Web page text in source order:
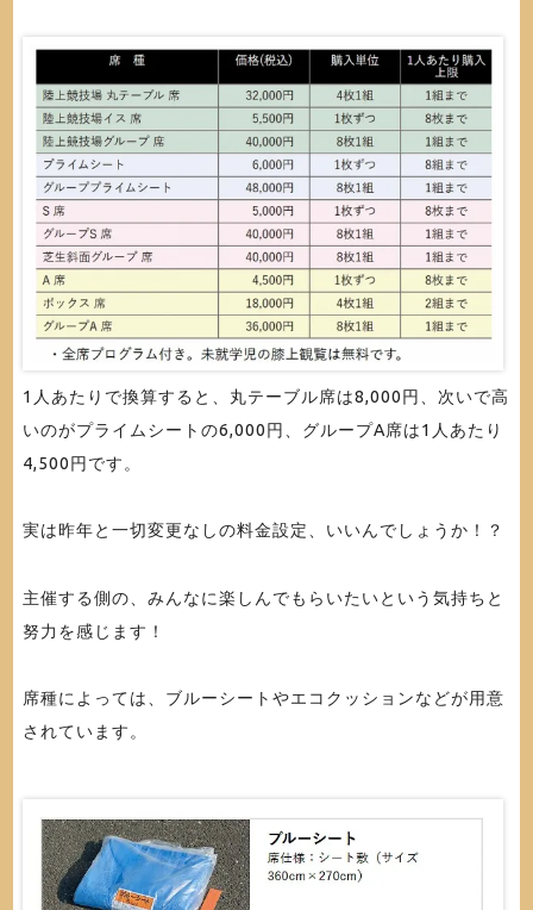
1人あたりで換算すると、丸テーブル席は8,000円、次いで高
いのがプライムシートの6,000円、グループA席は1人あたり
4,500円です。
実は昨年と一切変更なしの料金設定、いいんでしょうか！？
主催する側の、みんなに楽しんでもらいたいという気持ちと
努力を感じます！
席種によっては、ブルーシートやエコクッションなどが用意
されています。